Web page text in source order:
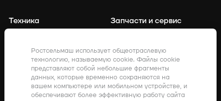
Техника
Точное земледелие
Закупки
Запчасти и сервис
Клиенты о нас
Акции
Ростсельмаш использует общеотраслевую
технологию, называемую cookie. Файлы cookie
представляют собой небольшие фрагменты
данных, которые временно сохраняются на
вашем компьютере или мобильном устройстве, и
обеспечивают более эффективную работу сайта